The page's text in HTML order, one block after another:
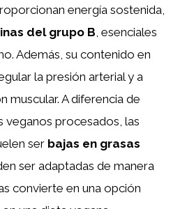
energía sostenida,
del grupo B , esenciales
Además, su contenido en
la presión arterial y a
muscular. A diferencia de
veganos procesados, las
ser bajas en grasas
ser adaptadas de manera
convierte en una opción